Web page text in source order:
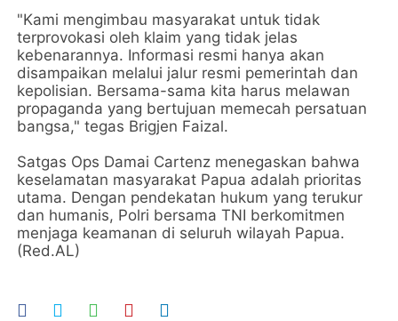
"Kami mengimbau masyarakat untuk tidak
terprovokasi oleh klaim yang tidak jelas
kebenarannya. Informasi resmi hanya akan
disampaikan melalui jalur resmi pemerintah dan
kepolisian. Bersama-sama kita harus melawan
propaganda yang bertujuan memecah persatuan
bangsa," tegas Brigjen Faizal.
Satgas Ops Damai Cartenz menegaskan bahwa
keselamatan masyarakat Papua adalah prioritas
utama. Dengan pendekatan hukum yang terukur
dan humanis, Polri bersama TNI berkomitmen
menjaga keamanan di seluruh wilayah Papua.
(Red.AL)